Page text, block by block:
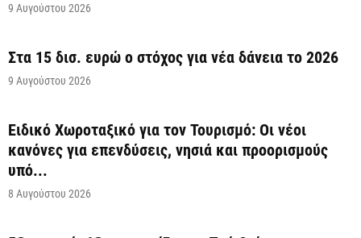
9 Αυγούστου 2026
Στα 15 δισ. ευρώ ο στόχος για νέα δάνεια το 2026
9 Αυγούστου 2026
Ειδικό Χωροταξικό για τον Τουρισμό: Οι νέοι
κανόνες για επενδύσεις, νησιά και προορισμούς
υπό...
8 Αυγούστου 2026